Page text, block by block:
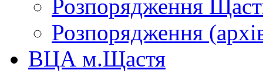
Розпорядження
Розпорядження
ВЦА м.Щастя